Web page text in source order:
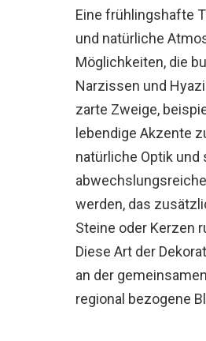
Eine frühlingshafte
und natürliche
Möglichkeiten, die
Narzissen und
zarte Zweige,
lebendige Akzente
natürliche Optik
werden, das
Steine oder Kerzen
Diese Art der
an der
regional bezogene